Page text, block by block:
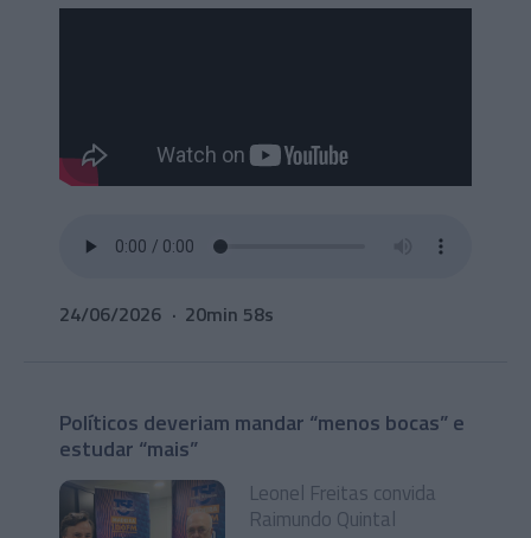
24/06/2026 20min 58s
Políticos deveriam mandar “menos bocas” e
estudar “mais”
Leonel Freitas convida
Raimundo Quintal